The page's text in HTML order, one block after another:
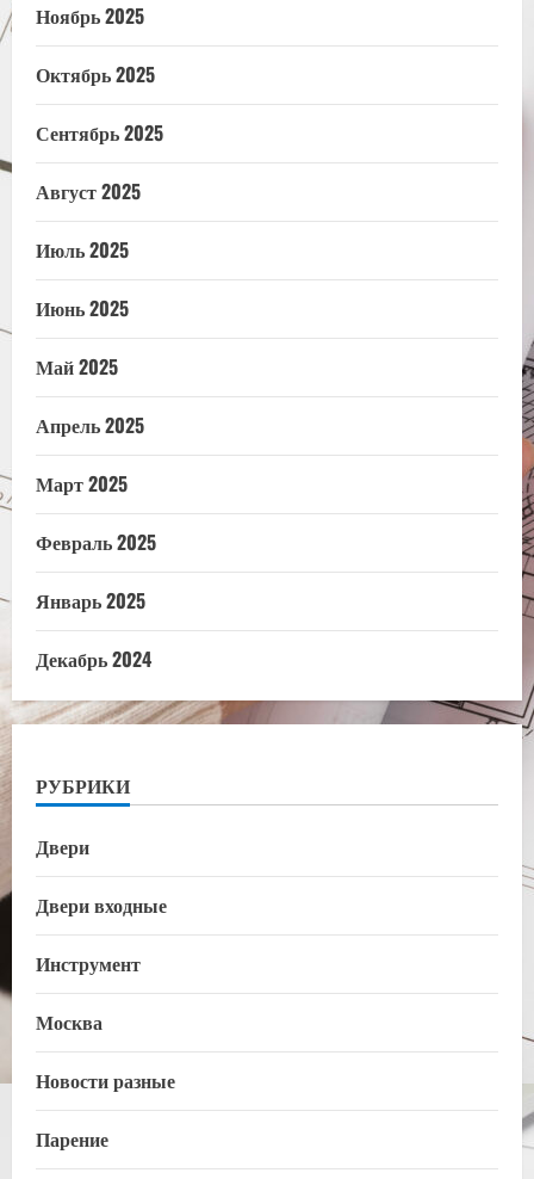
Ноябрь 2025
Октябрь 2025
Сентябрь 2025
Август 2025
Июль 2025
Июнь 2025
Май 2025
Апрель 2025
Март 2025
Февраль 2025
Январь 2025
Декабрь 2024
РУБРИКИ
Двери
Двери входные
Инструмент
Москва
Новости разные
Парение